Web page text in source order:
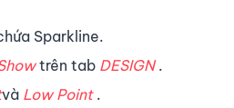
Sparkline.
trên tab DESIGN.
và Low Point.